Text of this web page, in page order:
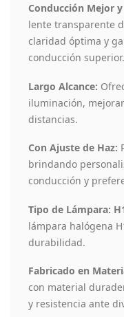
Conducción Mejor
lente transparente
claridad óptima y
conducción superior.
Largo Alcance:
iluminación,
distancias.
Con Ajuste de Haz:
brindando
conducción y
Tipo de Lámpara:
lámpara halógena
durabilidad.
Fabricado en
con material
y resistencia ante